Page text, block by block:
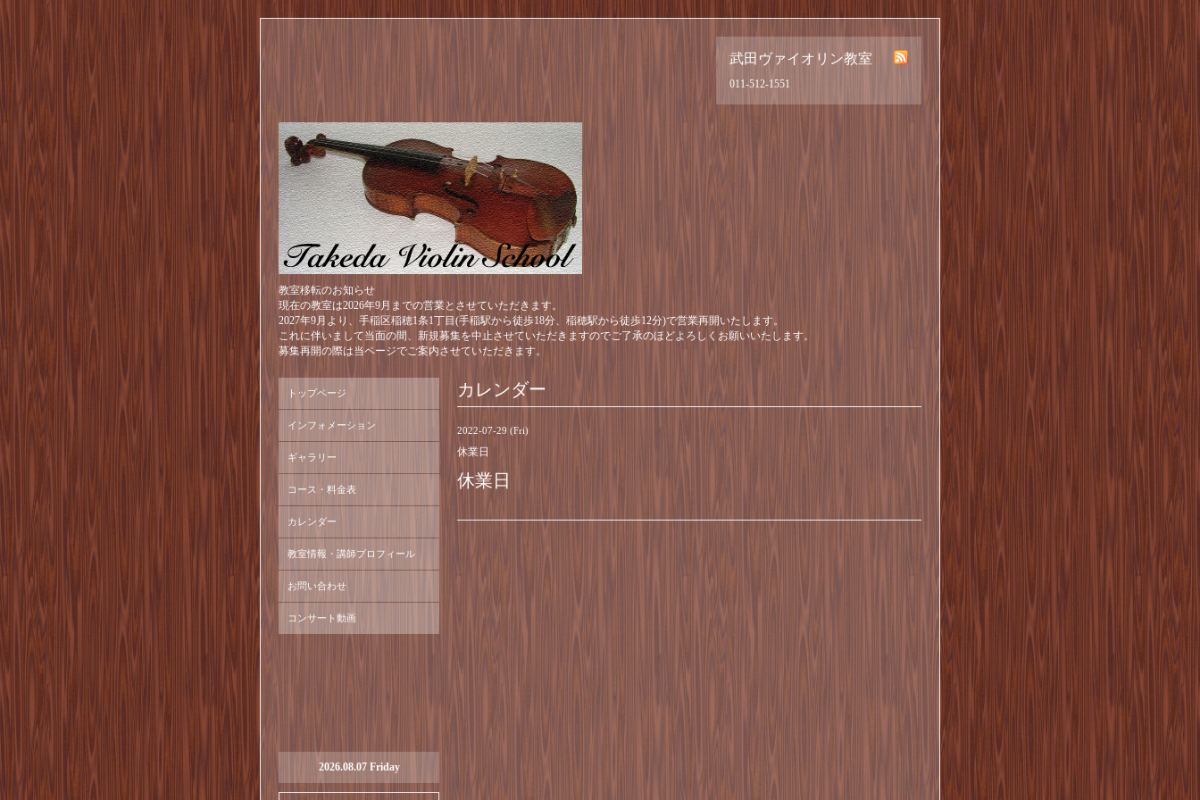
武田ヴァイオリン教室
011-512-1551
教室移転のお知らせ
現在の教室は2026年9月までの営業とさせていただきます。
2027年9月より、手稲区稲穂1条1丁目(手稲駅から徒歩18分、稲穂駅から徒歩12分)で営業再開いたします。
これに伴いまして当面の間、新規募集を中止させていただきますのでご了承のほどよろしくお願いいたします。
募集再開の際は当ページでご案内させていただきます。
カレンダー
2022-07-29 (Fri)
休業日
休業日
トップページ
インフォメーション
ギャラリー
コース・料金表
カレンダー
教室情報・講師プロフィール
お問い合わせ
コンサート動画
2026.08.07 Friday